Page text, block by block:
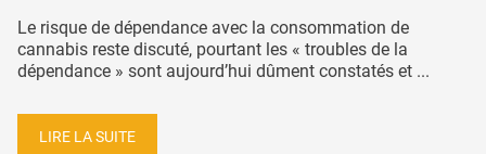
Le risque de dépendance avec la consommation de
cannabis reste discuté, pourtant les « troubles de la
dépendance » sont aujourd’hui dûment constatés et ...
LIRE LA SUITE